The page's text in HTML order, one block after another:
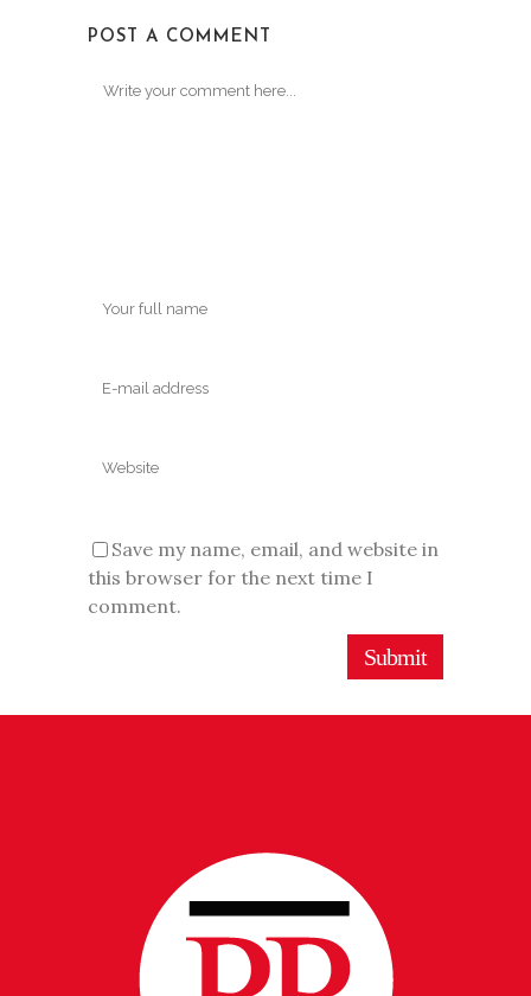
POST A COMMENT
Save my name, email, and website in
this browser for the next time I
comment.